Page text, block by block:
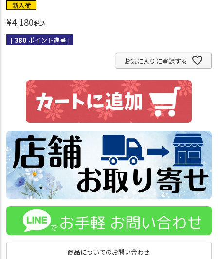
新入荷
¥4,180税込
[ 380 ポイント進呈 ]
お気に入りに登録する
商品についてのお問い合わせ